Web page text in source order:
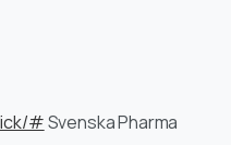
#Svenska Pharma